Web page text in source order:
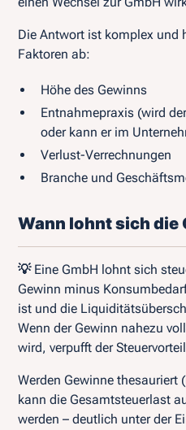
Die Antwort ist komplex und
Faktoren ab:
Höhe des Gewinns
Entnahmepraxis (wird
oder kann er im
Verlust-Verrechnungen
Branche und
Wann lohnt sich die
💡 Eine GmbH lohnt sich
Gewinn minus
ist und die
Wenn der Gewinn nahezu
wird, verpufft der
Werden Gewinne thesauriert
kann die Gesamtsteuerlast
werden – deutlich unter der